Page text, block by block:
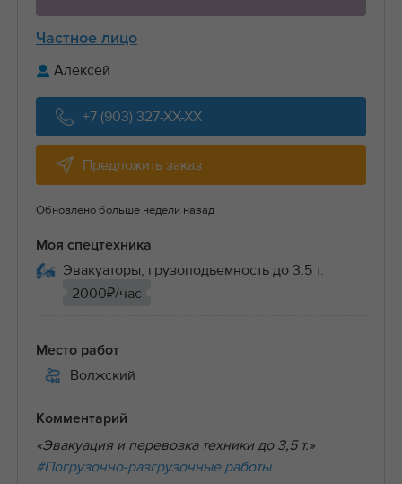
Частное лицо
Алексей
+7 (903) 327-XX-XX
Предложить заказ
Обновлено больше недели назад
Моя спецтехника
Эвакуаторы, грузоподьемность до 3.5 т.
2000₽/час
Место работ
Волжский
Комментарий
«Эвакуация и перевозка техники до 3,5 т.»
#Погрузочно-разгрузочные работы